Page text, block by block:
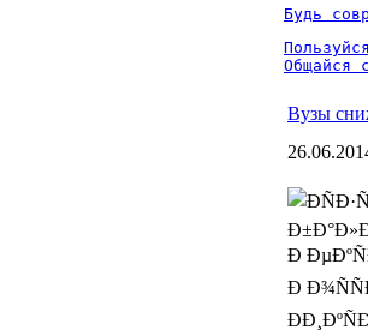
Будь
Общайся
Вузы
Ð
Ð